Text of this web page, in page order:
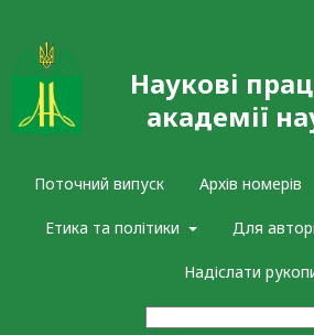
Наукові
академії
Поточний випуск Архів номерів
Етика та політики Для
Надіслати